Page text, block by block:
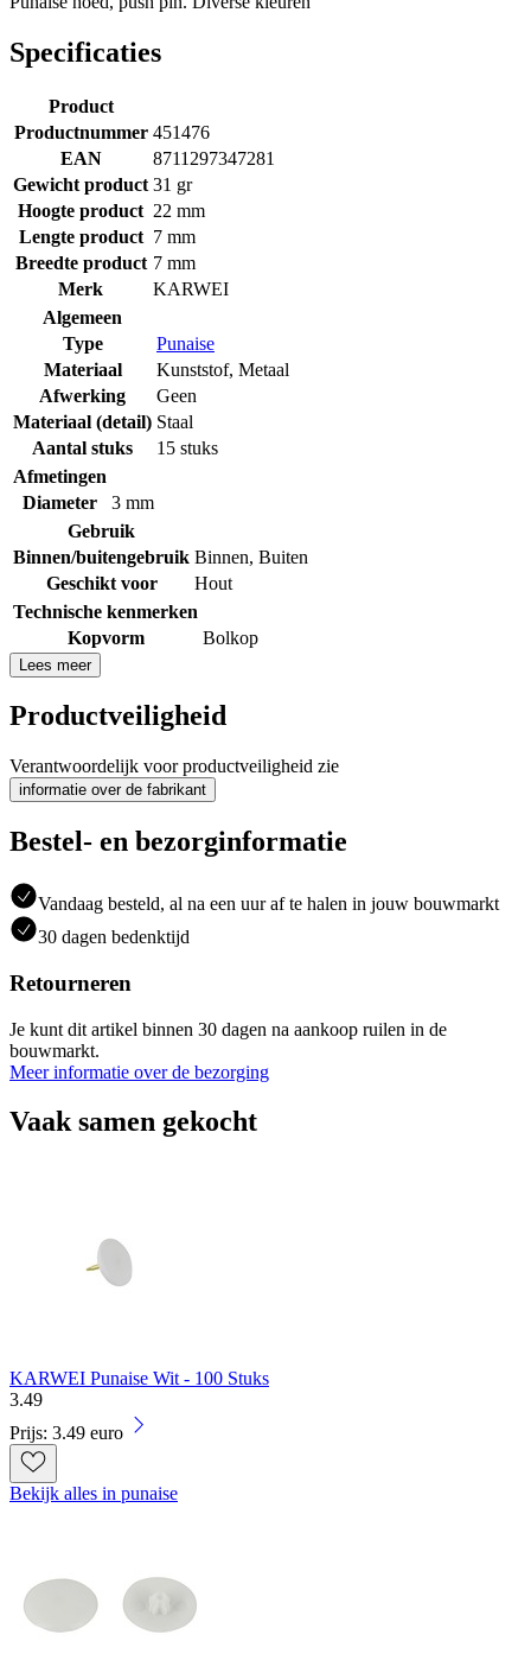
Specificaties
Product
Productnummer 451476
EAN
8711297347281
Gewicht product 31 gr
Hoogte product 22 mm
Lengte product 7 mm
Breedte product 7 mm
Merk
KARWEI
Algemeen
Type
Punaise
Materiaal
Kunststof, Metaal
Afwerking
Geen
Materiaal (detail) Staal
Aantal stuks
15 stuks
Afmetingen
Diameter
3 mm
Gebruik
Binnen/buitengebruik Binnen, Buiten
Geschikt voor
Hout
Technische kenmerken
Kopvorm
Bolkop
Lees meer
Productveiligheid
Verantwoordelijk voor productveiligheid zie
informatie over de fabrikant
Bestel- en bezorginformatie
Vandaag besteld, al na een uur af te halen in jouw bouwmarkt
30 dagen bedenktijd
Retourneren
Je kunt dit artikel binnen 30 dagen na aankoop ruilen in de
bouwmarkt.
Meer informatie over de bezorging
Vaak samen gekocht
KARWEI Punaise Wit - 100 Stuks
3.49
Prijs: 3.49 euro
Bekijk alles in punaise